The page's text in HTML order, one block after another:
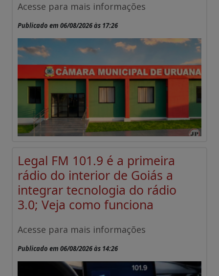
Acesse para mais informações
Publicado em 06/08/2026 às 17:26
Legal FM 101.9 é a primeira
rádio do interior de Goiás a
integrar tecnologia do rádio
3.0; Veja como funciona
Acesse para mais informações
Publicado em 06/08/2026 às 14:26